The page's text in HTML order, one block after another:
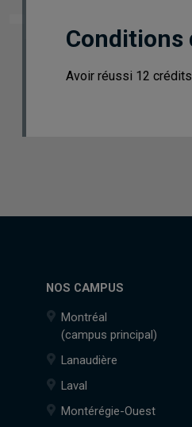
Conditions
Avoir réussi 12
NOS CAMPUS
Montréal
(campus principal)
Lanaudière
Laval
Montérégie-Ouest